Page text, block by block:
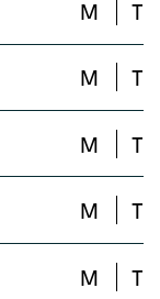
M T
M T
M T
M T
M T